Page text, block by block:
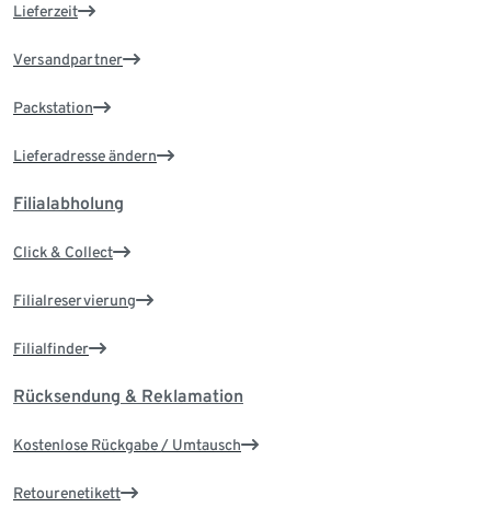
Lieferzeit
Versandpartner
Packstation
Lieferadresse ändern
Filialabholung
Click & Collect
Filialreservierung
Filialfinder
Rücksendung & Reklamation
Kostenlose Rückgabe / Umtausch
Retourenetikett